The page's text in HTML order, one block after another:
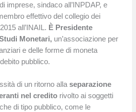
imprese, sindaco all’INPDAP, e
effettivo del collegio dei
all’INAIL. È Presidente
Monetari, un’associazione per
e delle forme di moneta
pubblico.
di un ritorno allaseparazione
nel credito rivolto ai soggetti
di tipo pubblico, come le